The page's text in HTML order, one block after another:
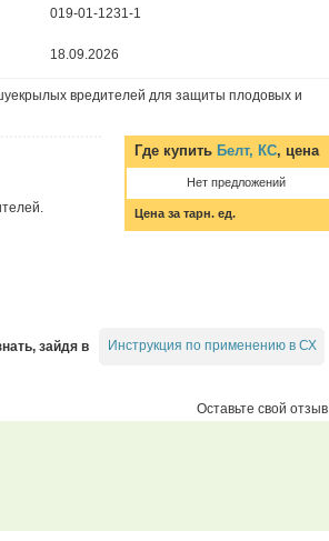
019-01-1231-1
18.09.2026
вредителей для защиты плодовых и
Где купить Белт, КС, цена
Нет предложений
Цена за тарн. ед.
зайдя в Инструкция по применению в СХ
Оставьте свой